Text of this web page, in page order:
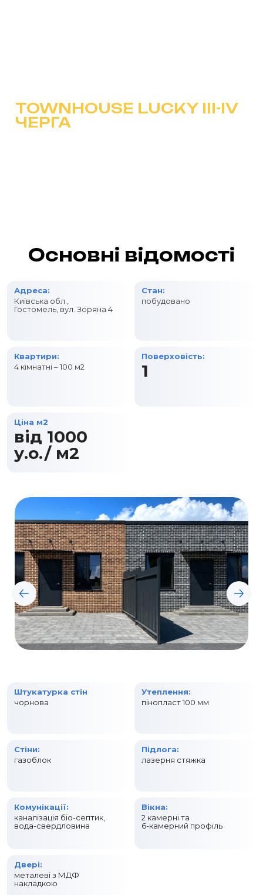
TOWNHOUSE LUCKY III-IV
ЧЕРГА
Основні відомості
Адреса:
Київська обл.,
Гостомель, вул. Зоряна 4
Стан:
побудовано
Квартири:
4 кімнатні – 100 м2
Поверховість:
1
Ціна м2
від 1000
у.о./ м2
Штукатурка стін
чорнова
Утеплення:
пінопласт 100 мм
Стіни:
газоблок
Підлога:
лазерня стяжка
Комунікації:
каналізація біо-септик,
вода-свердловина
Вікна:
2 камерні та
6-камерний профіль
Двері:
металеві з МДФ
накладкою